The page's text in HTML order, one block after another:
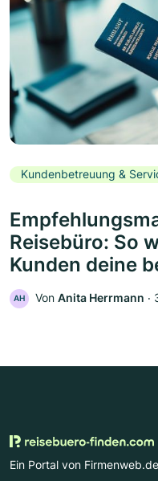
Kundenbetreuung &
Reisebüro: So
Kunden deine
AH Von Anita Herrmann ‧
Ein Portal von Firmenweb.de